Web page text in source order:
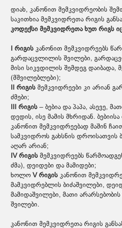
დიახ, კანონით მემკვიდრეობის
საკითხია მემკვიდრეთა რიგის
კოდექსი მემკვიდრეთა ხუთ რიგს
I რიგის კანონით მემკვიდრეებს
გარდაცვლილის შვილები,
მისი სიკვდილის შემდეგ დაიბადა,
(მშვილებლები);
II რიგის მემკვიდრეები კი არიან
ძმები;
III რიგის– ბებია და პაპა, ასევე,
დედის, ისე მამის მხრიდან.
კანონით მემკვიდრეებად მაშინ
სამკვიდროს გახსნის დროისათვის
აღარ არიან;
IV რიგისმემკვიდრეებს
ძმა), დეიდები და მამიდები;
ხოლოV რიგისკანონით
მამკვიდრებლის ბიძაშვილები,
მამიდაშვილები, მათი არარსებობის
შვილები.
კანონით მემკვიდრეთა რიგის